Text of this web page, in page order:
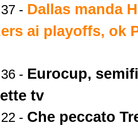
- Dallas manda
ai playoffs, ok
- Eurocup,
tv
- Che peccato